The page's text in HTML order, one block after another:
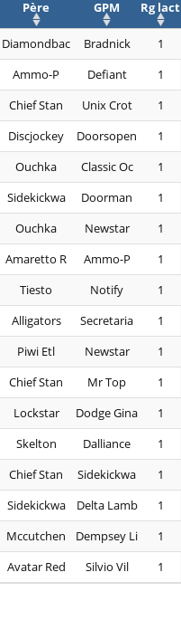
Père GPM Rg lact
Diamondbac Bradnick 1
Ammo-P Defiant 1
Chief Stan Unix Crot 1
Discjockey Doorsopen 1
Ouchka Classic Oc 1
Sidekickwa Doorman 1
Ouchka Newstar 1
Amaretto R Ammo-P 1
Tiesto Notify 1
Alligators Secretaria 1
Piwi Etl Newstar 1
Chief Stan Mr Top 1
Lockstar Dodge Gina 1
Skelton Dalliance 1
Chief Stan Sidekickwa 1
Sidekickwa Delta Lamb 1
Mccutchen Dempsey Li 1
Avatar Red Silvio Vil 1